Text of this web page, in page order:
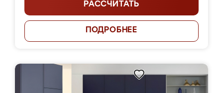
РАССЧИТАТЬ
ПОДРОБНЕЕ